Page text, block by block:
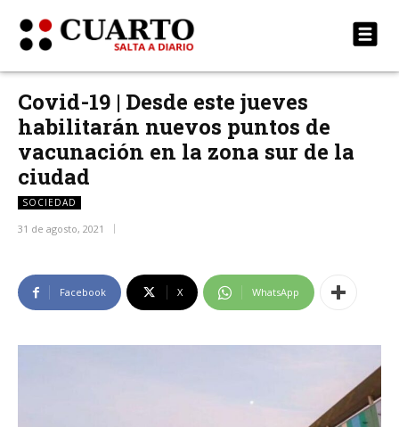
Covid-19 | Desde este jueves
habilitarán nuevos puntos de
vacunación en la zona sur de la
ciudad
SOCIEDAD
31 de agosto, 2021
Facebook X WhatsApp